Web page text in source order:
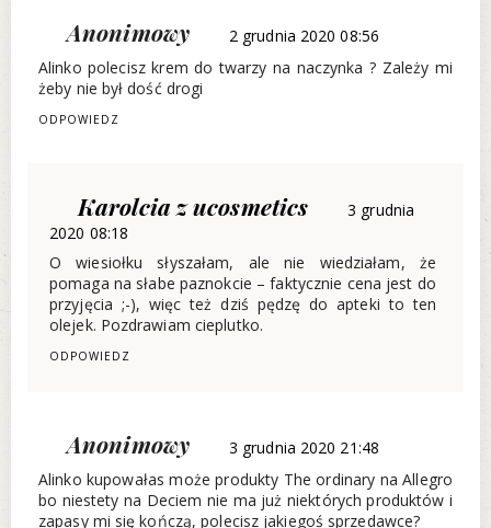
Anonimowy
2 grudnia 2020 08:56
Alinko polecisz krem do twarzy na naczynka ? Zależy mi
żeby nie był dość drogi
ODPOWIEDZ
Karolcia z ucosmetics
3 grudnia
2020 08:18
O wiesiołku słyszałam, ale nie wiedziałam, że
pomaga na słabe paznokcie – faktycznie cena jest do
przyjęcia ;-), więc też dziś pędzę do apteki to ten
olejek. Pozdrawiam cieplutko.
ODPOWIEDZ
Anonimowy
3 grudnia 2020 21:48
Alinko kupowałas może produkty The ordinary na Allegro
bo niestety na Deciem nie ma już niektórych produktów i
zapasy mi się kończą, polecisz jakiegoś sprzedawce?